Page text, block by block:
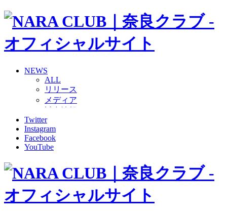
NEWS
ALL
リリース
メディア
グッズ
ファンコミュニティ
普及・育成
ホームタウン
その他
2026/27トップチーム
2026/27トップチームスタッフ
Twitter
Instagram
Facebook
YouTube